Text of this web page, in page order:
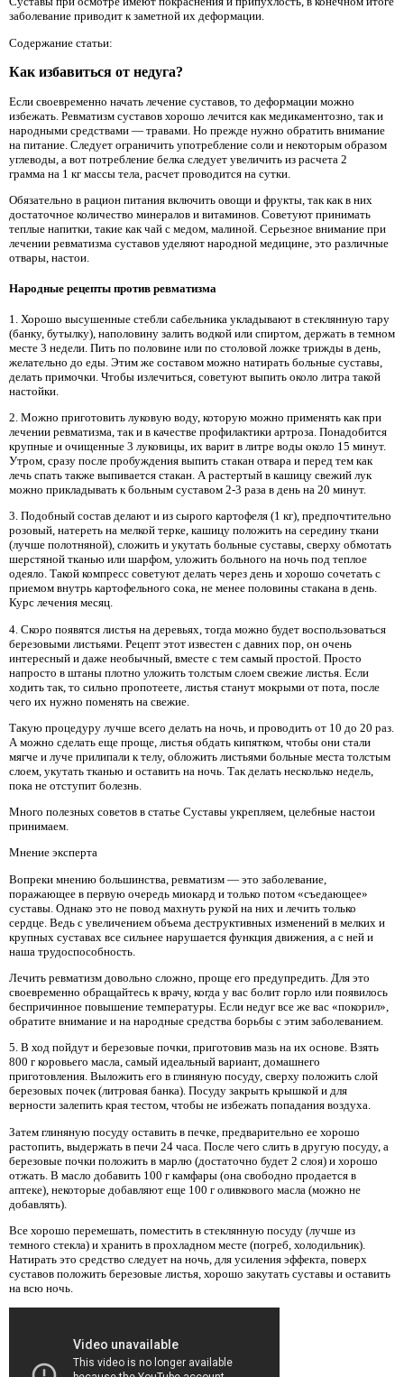
заболевание приводит к заметной их деформации.
Содержание статьи:
Как избавиться от недуга?
Если своевременно начать лечение суставов, то деформации можно
избежать. Ревматизм суставов хорошо лечится как медикаментозно, так и
народными средствами — травами. Но прежде нужно обратить внимание
на питание. Следует ограничить употребление соли и некоторым образом
углеводы, а вот потребление белка следует увеличить из расчета 2
грамма на 1 кг массы тела, расчет проводится на сутки.
Обязательно в рацион питания включить овощи и фрукты, так как в них
достаточное количество минералов и витаминов. Советуют принимать
теплые напитки, такие как чай с медом, малиной. Серьезное внимание при
лечении ревматизма суставов уделяют народной медицине, это различные
отвары, настои.
Народные рецепты против ревматизма
1. Хорошо высушенные стебли сабельника укладывают в стеклянную тару
(банку, бутылку), наполовину залить водкой или спиртом, держать в темном
месте 3 недели. Пить по половине или по столовой ложке трижды в день,
желательно до еды. Этим же составом можно натирать больные суставы,
делать примочки. Чтобы излечиться, советуют выпить около литра такой
настойки.
2. Можно приготовить луковую воду, которую можно применять как при
лечении ревматизма, так и в качестве профилактики артроза. Понадобится
крупные и очищенные 3 луковицы, их варит в литре воды около 15 минут.
Утром, сразу после пробуждения выпить стакан отвара и перед тем как
лечь спать также выпивается стакан. А растертый в кашицу свежий лук
можно прикладывать к больным суставом 2-3 раза в день на 20 минут.
3. Подобный состав делают и из сырого картофеля (1 кг), предпочтительно
розовый, натереть на мелкой терке, кашицу положить на середину ткани
(лучше полотняной), сложить и укутать больные суставы, сверху обмотать
шерстяной тканью или шарфом, уложить больного на ночь под теплое
одеяло. Такой компресс советуют делать через день и хорошо сочетать с
приемом внутрь картофельного сока, не менее половины стакана в день.
Курс лечения месяц.
4. Скоро появятся листья на деревьях, тогда можно будет воспользоваться
березовыми листьями. Рецепт этот известен с давних пор, он очень
интересный и даже необычный, вместе с тем самый простой. Просто
напросто в штаны плотно уложить толстым слоем свежие листья. Если
ходить так, то сильно пропотеете, листья станут мокрыми от пота, после
чего их нужно поменять на свежие.
Такую процедуру лучше всего делать на ночь, и проводить от 10 до 20 раз.
А можно сделать еще проще, листья обдать кипятком, чтобы они стали
мягче и луче прилипали к телу, обложить листьями больные места толстым
слоем, укутать тканью и оставить на ночь. Так делать несколько недель,
пока не отступит болезнь.
Много полезных советов в статье Суставы укрепляем, целебные настои
принимаем.
Мнение эксперта
Вопреки мнению большинства, ревматизм — это заболевание,
поражающее в первую очередь миокард и только потом «съедающее»
суставы. Однако это не повод махнуть рукой на них и лечить только
сердце. Ведь с увеличением объема деструктивных изменений в мелких и
крупных суставах все сильнее нарушается функция движения, а с ней и
наша трудоспособность.
Лечить ревматизм довольно сложно, проще его предупредить. Для это
своевременно обращайтесь к врачу, когда у вас болит горло или появилось
беспричинное повышение температуры. Если недуг все же вас «покорил»,
обратите внимание и на народные средства борьбы с этим заболеванием.
5. В ход пойдут и березовые почки, приготовив мазь на их основе. Взять
800 г коровьего масла, самый идеальный вариант, домашнего
приготовления. Выложить его в глиняную посуду, сверху положить слой
березовых почек (литровая банка). Посуду закрыть крышкой и для
верности залепить края тестом, чтобы не избежать попадания воздуха.
Затем глиняную посуду оставить в печке, предварительно ее хорошо
растопить, выдержать в печи 24 часа. После чего слить в другую посуду, а
березовые почки положить в марлю (достаточно будет 2 слоя) и хорошо
отжать. В масло добавить 100 г камфары (она свободно продается в
аптеке), некоторые добавляют еще 100 г оливкового масла (можно не
добавлять).
Все хорошо перемешать, поместить в стеклянную посуду (лучше из
темного стекла) и хранить в прохладном месте (погреб, холодильник).
Натирать это средство следует на ночь, для усиления эффекта, поверх
суставов положить березовые листья, хорошо закутать суставы и оставить
на всю ночь.